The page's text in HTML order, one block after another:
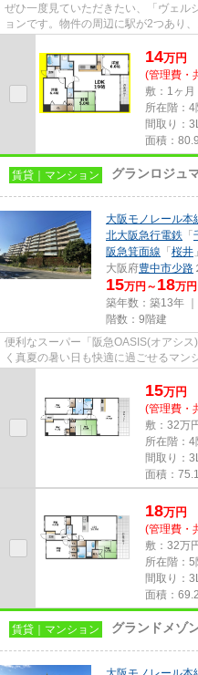
ぜひ一度見ていただきたい、「ヴェル
ョンです。物件の周辺に駅が2つあり
14万円
(管理費・
敷：1ヶ月
所在階：4
間取り：
面積：
賃貸｜マンション グランロジュ
大阪モノレール本
北大阪急行電鉄 「
阪急箕面線 「 桜井
大阪府豊中市少路
15万円～ 18万円
築年数：築13年 ｜
階数：9階建
便利なスーパー「阪急OASIS(オアシ
く真夏の暑い日も快適に過ごせるマン
15万円
(管理費・
敷：32万
所在階：4
間取り：
面積：
18万円
(管理費・
敷：32万
所在階：5
間取り：
面積：
賃貸｜マンション グランドメゾ